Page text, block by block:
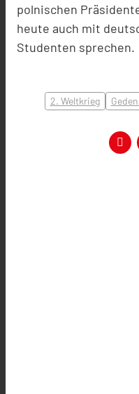
polnischen
heute auch mit
Studenten sprechen.
2. Weltkrieg